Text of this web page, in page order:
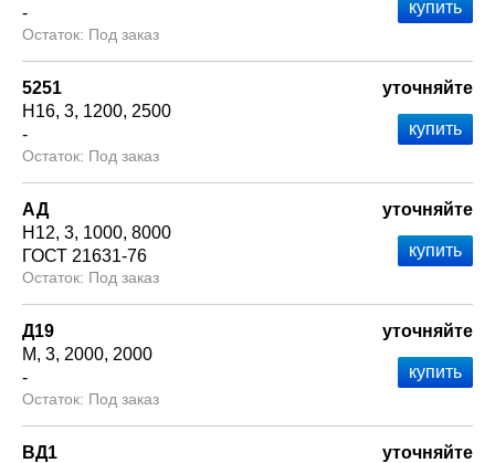
-
Под заказ
5251
Н16 3 1200 2500
-
Под заказ
уточняйте
АД
Н12 3 1000 8000
ГОСТ 21631-76
Под заказ
уточняйте
Д19
М 3 2000 2000
-
Под заказ
уточняйте
ВД1
уточняйте